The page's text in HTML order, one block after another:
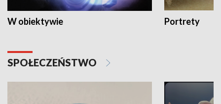
W obiektywie Portrety
SPOŁECZEŃSTWO